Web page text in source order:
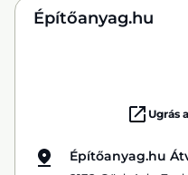
Építőanyag.hu
Ugrás
Építőanyag.hu